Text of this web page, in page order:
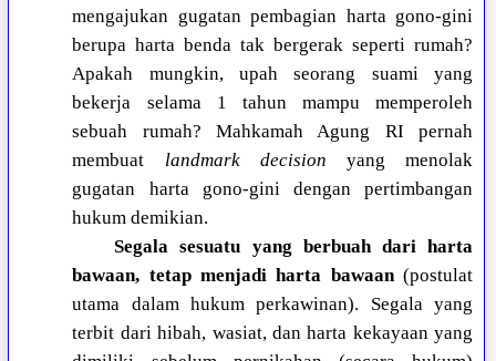
mengajukan gugatan pembagian harta gono-gini
berupa harta benda tak bergerak seperti rumah?
Apakah mungkin, upah seorang suami yang
bekerja selama 1 tahun mampu memperoleh
sebuah rumah? Mahkamah Agung RI pernah
membuat landmark decision yang menolak
gugatan harta gono-gini dengan pertimbangan
hukum demikian.
Segala sesuatu yang berbuah dari harta
bawaan, tetap menjadi harta bawaan(postulat
utama dalam hukum perkawinan). Segala yang
terbit dari hibah, wasiat, dan harta kekayaan yang